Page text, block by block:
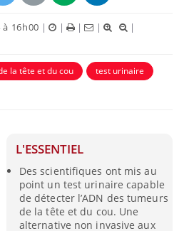
16h00 | | | |
|
la tête et du cou
test urinaire
L'ESSENTIEL
Des scientifiques ont mis au
point un test urinaire capable
de détecter l’ADN des tumeurs
de la tête et du cou. Une
alternative non invasive aux